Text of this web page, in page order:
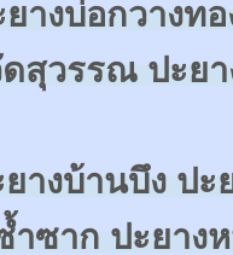
างบ่อกวางท
สุวรรณ ปะย
างบ้านบึง ปะ
ำซาก ปะยาง